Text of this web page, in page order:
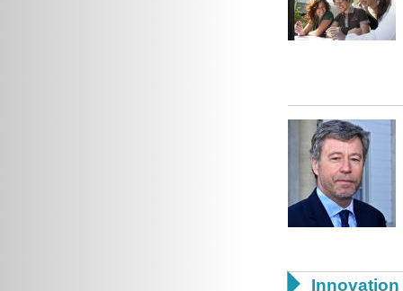
